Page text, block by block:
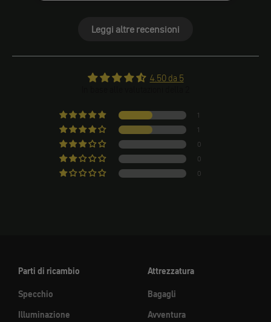
Leggi altre recensioni
4.50 da 5
1
1
0
0
0
Parti di ricambio
Specchio
Illuminazione
Attrezzatura
Bagagli
Avventura